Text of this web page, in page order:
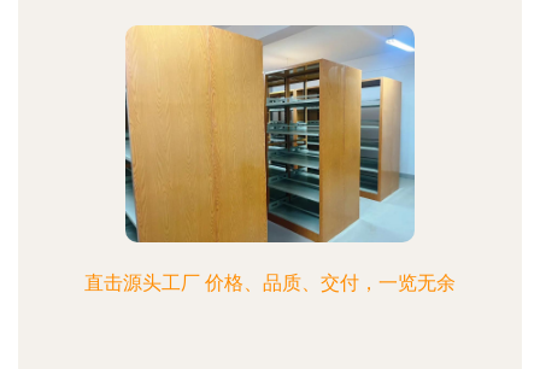
直击源头工厂 价格、品质、交付，一览无余